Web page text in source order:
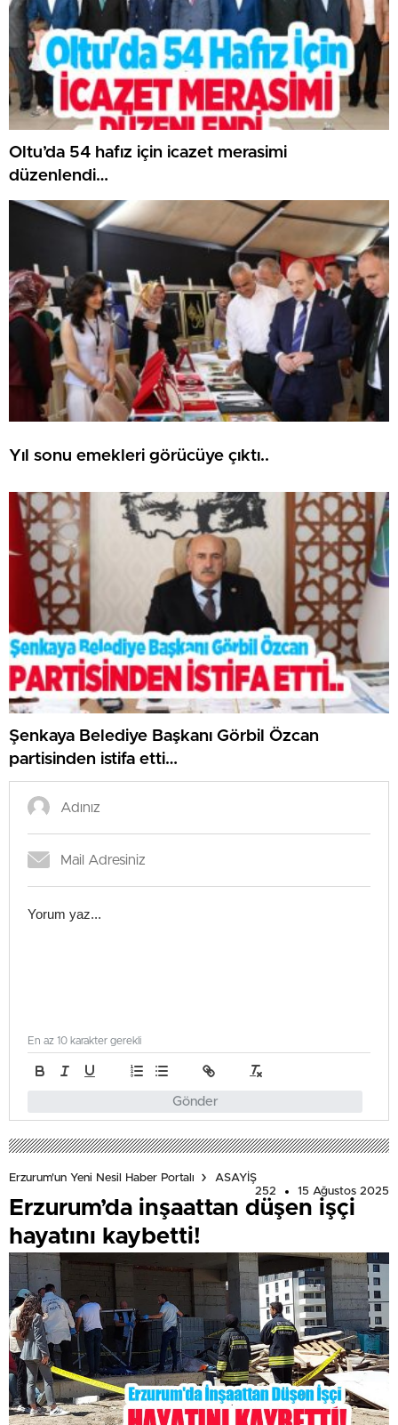
Oltu’da 54 hafız için icazet merasimi
düzenlendi…
Yıl sonu emekleri görücüye çıktı..
Şenkaya Belediye Başkanı Görbil Özcan
partisinden istifa etti…
Gönder
En az 10 karakter gerekli
Erzurum'un Yeni Nesil Haber Portalı
ASAYİŞ
252
15 Ağustos 2025
Erzurum’da inşaattan düşen işçi
hayatını kaybetti!